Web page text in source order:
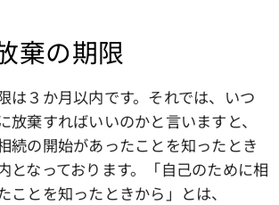
棄の期限
は３か月以内です。それでは、いつ
放棄すればいいのかと言いますと、
続の開始があったことを知ったとき
となっております。「自己のために相
ことを知ったときから」とは、